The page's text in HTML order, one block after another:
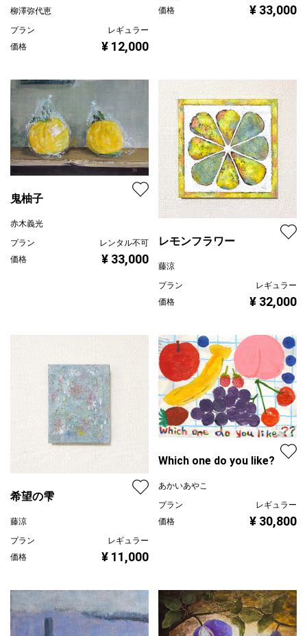
柳澤弥代恵
プラン
レギュラー
価格
¥ 12,000
価格
¥ 33,000
鬼柚子
赤木義光
プラン
レンタル不可
価格
¥ 33,000
レモンフラワー
藤涼
プラン
レギュラー
価格
¥ 32,000
希望の雫
藤涼
プラン
レギュラー
価格
¥ 11,000
Which one do you like?
あかいあやこ
プラン
レギュラー
価格
¥ 30,800